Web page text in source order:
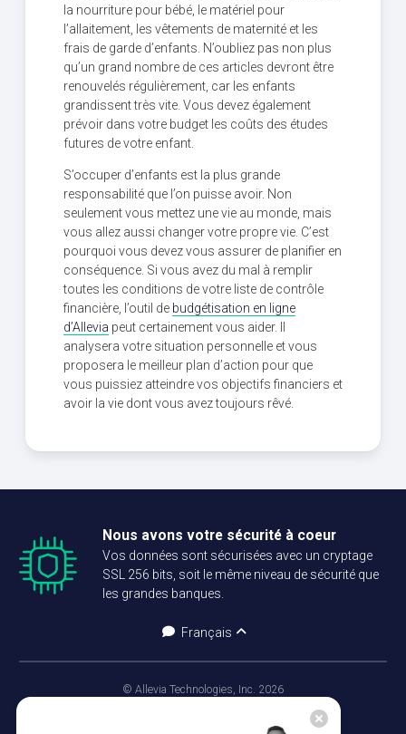
la nourriture pour bébé, le matériel pour
l’allaitement, les vêtements de maternité et les
frais de garde d’enfants. N’oubliez pas non plus
qu’un grand nombre de ces articles devront être
renouvelés régulièrement, car les enfants
grandissent très vite. Vous devez également
prévoir dans votre budget les coûts des études
futures de votre enfant.
S’occuper d’enfants est la plus grande
responsabilité que l’on puisse avoir. Non
seulement vous mettez une vie au monde, mais
vous allez aussi changer votre propre vie. C’est
pourquoi vous devez vous assurer de planifier en
conséquence. Si vous avez du mal à remplir
toutes les conditions de votre liste de contrôle
financière, l’outil de budgétisation en ligne
d’Allevia peut certainement vous aider. Il
analysera votre situation personnelle et vous
proposera le meilleur plan d’action pour que
vous puissiez atteindre vos objectifs financiers et
avoir la vie dont vous avez toujours rêvé.
Nous avons votre sécurité à coeur
Vos données sont sécurisées avec un cryptage
SSL 256 bits, soit le même niveau de sécurité que
les grandes banques.
Français
© Allevia Technologies, Inc. 2026